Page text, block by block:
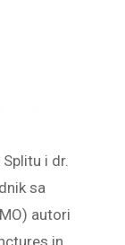
i dr.
sa
autori